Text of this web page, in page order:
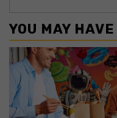
YOU MAY